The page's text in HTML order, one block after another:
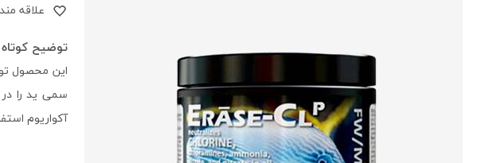
علاقه
توضیح کوتاه
این محصول
سمی ید را
آکواریوم